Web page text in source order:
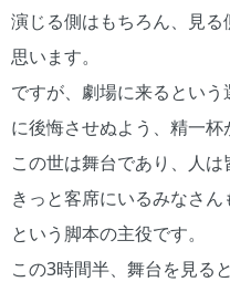
演じる側はもちろん、見
思います。
ですが、劇場に来るとい
に後悔させぬよう、精一杯
この世は舞台であり、人は
きっと客席にいるみなさ
という脚本の主役です。
この3時間半、舞台を見る